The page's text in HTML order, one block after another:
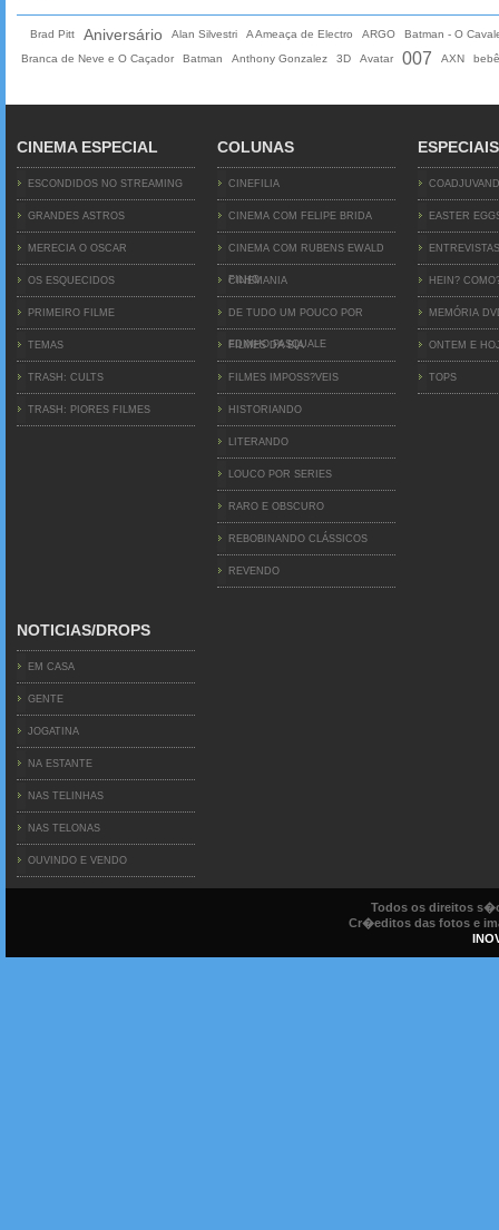
Brad Pitt Aniversário Alan Silvestri A Ameaça de Electro ARGO
Batman - O
Branca de Neve e O Caçador
Batman Anthony Gonzalez 3D Avatar 007 AXN bebê
CINEMA ESPECIAL
ESCONDIDOS NO STREAMING
GRANDES ASTROS
MERECIA O OSCAR
OS ESQUECIDOS
PRIMEIRO FILME
TEMAS
TRASH: CULTS
TRASH: PIORES FILMES
COLUNAS
CINEFILIA
CINEMA COM FELIPE BRIDA
CINEMA COM RUBENS EWALD
FILHO
CINEMANIA
DE TUDO UM POUCO POR
EDINHO PASQUALE
FILMES DA BIA
FILMES IMPOSS?VEIS
HISTORIANDO
LITERANDO
LOUCO POR SERIES
RARO E OBSCURO
REBOBINANDO CLÁSSICOS
REVENDO
ESPECIAIS
EASTER
ENTREVISTAS
HEIN?
MEMÓRIA
ONTEM E
TOPS
NOTICIAS/DROPS
EM CASA
GENTE
JOGATINA
NA ESTANTE
NAS TELINHAS
NAS TELONAS
OUVINDO E VENDO
Todos os direitos
Cr�editos das fotos e